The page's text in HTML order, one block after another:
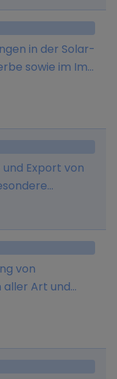
sowie
von
in der Solar-
sowie im Im-
Export von
von
Art und
durch
Export,